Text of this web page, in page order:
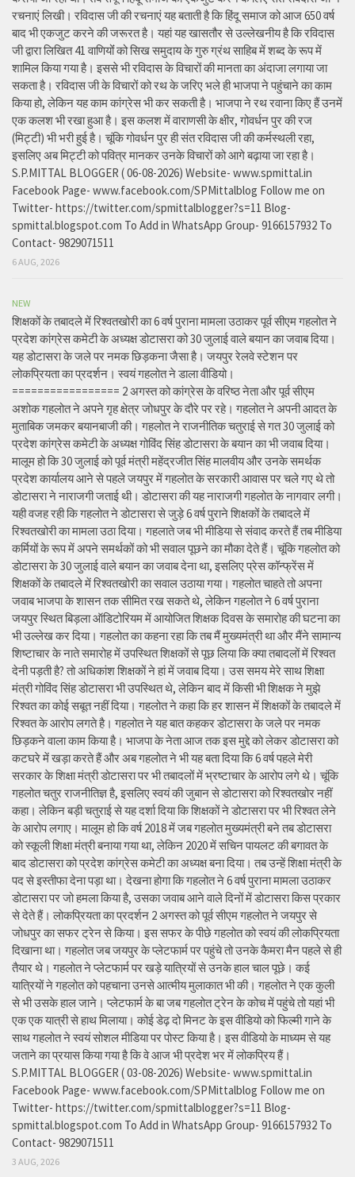
रचनाएं लिखी। रविदास जी की रचनाएं यह बताती है कि हिंदू समाज को आज 650 वर्ष
बाद भी एकजुट करने की जरूरत है। यहां यह खासतौर से उल्लेखनीय है कि रविदास
जी द्वारा लिखित 41 वाणियोंं को सिख समुदाय के गुरु ग्रंथ साहिब में शब्द के रूप में
शामिल किया गया है। इससे भी रविदास के विचारों की मानता का अंदाजा लगाया जा
सकता है। रविदास जी के विचारों को रथ के जरिए भले ही भाजपा ने पहुंचाने का काम
किया हो, लेकिन यह काम कांग्रेस भी कर सकती है। भाजपा ने रथ रवाना किए हैं उनमें
एक कलश भी रखा हुआ है। इस कलश में वाराणसी के क्षीर, गोवर्धन पुर की रज
(मिट्टी) भी भरी हुई है। चूंकि गोवर्धन पुर ही संत रविदास जी की कर्मस्थली रहा,
इसलिए अब मिट्टी को पवित्र मानकर उनके विचारों को आगे बढ़ाया जा रहा है।
S.P.MITTAL BLOGGER ( 06-08-2026) Website- www.spmittal.in
Facebook Page- www.facebook.com/SPMittalblog Follow me on
Twitter- https://twitter.com/spmittalblogger?s=11 Blog-
spmittal.blogspot.com To Add in WhatsApp Group- 9166157932 To
Contact- 9829071511
6 AUG, 2026
NEW
शिक्षकों के तबादले में रिश्वतखोरी का 6 वर्ष पुराना मामला उठाकर पूर्व सीएम गहलोत ने
प्रदेश कांग्रेस कमेटी के अध्यक्ष डोटासरा को 30 जुलाई वाले बयान का जवाब दिया।
यह डोटासरा के जले पर नमक छिड़कना जैसा है। जयपुर रेलवे स्टेशन पर
लोकप्रियता का प्रदर्शन। स्वयं गहलोत ने डाला वीडियो।
================= 2 अगस्त को कांग्रेस के वरिष्ठ नेता और पूर्व सीएम
अशोक गहलोत ने अपने गृह क्षेत्र जोधपुर के दौरे पर रहे। गहलोत ने अपनी आदत के
मुताबिक जमकर बयानबाजी की। गहलोत ने राजनीतिक चतुराई से गत 30 जुलाई को
प्रदेश कांग्रेस कमेटी के अध्यक्ष गोविंद सिंह डोटासरा के बयान का भी जवाब दिया।
मालूम हो कि 30 जुलाई को पूर्व मंत्री महेंद्रजीत सिंह मालवीय और उनके समर्थक
प्रदेश कार्यालय आने से पहले जयपुर में गहलोत के सरकारी आवास पर चले गए थे तो
डोटासरा ने नाराजगी जताई थी। डोटासरा की यह नाराजगी गहलोत के नागवार लगी।
यही वजह रही कि गहलोत ने डोटासरा से जुड़े 6 वर्ष पुराने शिक्षकों के तबादले में
रिश्वतखोरी का मामला उठा दिया। गहलाते जब भी मीडिया से संवाद करते हैं तब मीडिया
कर्मियों के रूप में अपने समर्थकों को भी सवाल पूछने का मौका देते हैं। चूंकि गहलोत को
डोटासरा के 30 जुलाई वाले बयान का जवाब देना था, इसलिए प्रेस कॉन्फ्रेंस में
शिक्षकों के तबादले में रिश्वतखोरी का सवाल उठाया गया। गहलोत चाहते तो अपना
जवाब भाजपा के शासन तक सीमित रख सकते थे, लेकिन गहलोत ने 6 वर्ष पुराना
जयपुर स्थित बिड़ला ऑडिटोरियम में आयोजित शिक्षक दिवस के समारोह की घटना का
भी उल्लेख कर दिया। गहलोत का कहना रहा कि तब मैं मुख्यमंत्री था और मैंने सामान्य
शिष्टाचार के नाते समारोह में उपस्थित शिक्षकों से पूछ लिया कि क्या तबादलों में रिश्वत
देनी पड़ती है? तो अधिकांश शिक्षकों ने हां में जवाब दिया। उस समय मेरे साथ शिक्षा
मंत्री गोविंद सिंह डोटासरा भी उपस्थित थे, लेकिन बाद में किसी भी शिक्षक ने मुझे
रिश्वत का कोई सबूत नहीं दिया। गहलोत ने कहा कि हर शासन में शिक्षकों के तबादले में
रिश्वत के आरोप लगते है। गहलोत ने यह बात कहकर डोटासरा के जले पर नमक
छिड़कने वाला काम किया है। भाजपा के नेता आज तक इस मुद्दे को लेकर डोटासरा को
कटघरे में खड़ा करते हैं और अब गहलोत ने भी यह बता दिया कि 6 वर्ष पहले मेरी
सरकार के शिक्षा मंत्री डोटासरा पर भी तबादलों में भ्रष्टाचार के आरोप लगे थे। चूंकि
गहलोत चतुर राजनीतिज्ञ है, इसलिए स्वयं की जुबान से डोटासरा को रिश्वतखोर नहीं
कहा। लेकिन बड़ी चतुराई से यह दर्शा दिया कि शिक्षकों ने डोटासरा पर भी रिश्वत लेने
के आरोप लगाए। मालूम हो कि वर्ष 2018 में जब गहलोत मुख्यमंत्री बने तब डोटासरा
को स्कूली शिक्षा मंत्री बनाया गया था, लेकिन 2020 में सचिन पायलट की बगावत के
बाद डोटासरा को प्रदेश कांग्रेस कमेटी का अध्यक्ष बना दिया। तब उन्हें शिक्षा मंत्री के
पद से इस्तीफा देना पड़ा था। देखना होगा कि गहलोत ने 6 वर्ष पुराना मामला उठाकर
डोटासरा पर जो हमला किया है, उसका जवाब आने वाले दिनों में डोटासरा किस प्रकार
से देते हैं। लोकप्रियता का प्रदर्शन 2 अगस्त को पूर्व सीएम गहलोत ने जयपुर से
जोधपुर का सफर ट्रेन से किया। इस सफर के पीछे गहलोत को स्वयं की लोकप्रियता
दिखाना था। गहलोत जब जयपुर के प्लेटफार्म पर पहुंचे तो उनके कैमरा मैन पहले से ही
तैयार थे। गहलोत ने प्लेटफार्म पर खड़े यात्रियों से उनके हाल चाल पूछे। कई
यात्रियों ने गहलोत को पहचाना उनसे आत्मीय मुलाकात भी की। गहलोत ने एक कुली
से भी उसके हाल जाने। प्लेटफार्म के बा जब गहलोत ट्रेन के कोच में पहुंचे तो यहां भी
एक एक यात्री से हाथ मिलाया। कोई डेढ़ दो मिनट के इस वीडियो को फिल्मी गाने के
साथ गहलोत ने स्वयं सोशल मीडिया पर पोस्ट किया है। इस वीडियो के माध्यम से यह
जताने का प्रयास किया गया है कि वे आज भी प्रदेश भर में लोकप्रिय हैं।
S.P.MITTAL BLOGGER ( 03-08-2026) Website- www.spmittal.in
Facebook Page- www.facebook.com/SPMittalblog Follow me on
Twitter- https://twitter.com/spmittalblogger?s=11 Blog-
spmittal.blogspot.com To Add in WhatsApp Group- 9166157932 To
Contact- 9829071511
3 AUG, 2026